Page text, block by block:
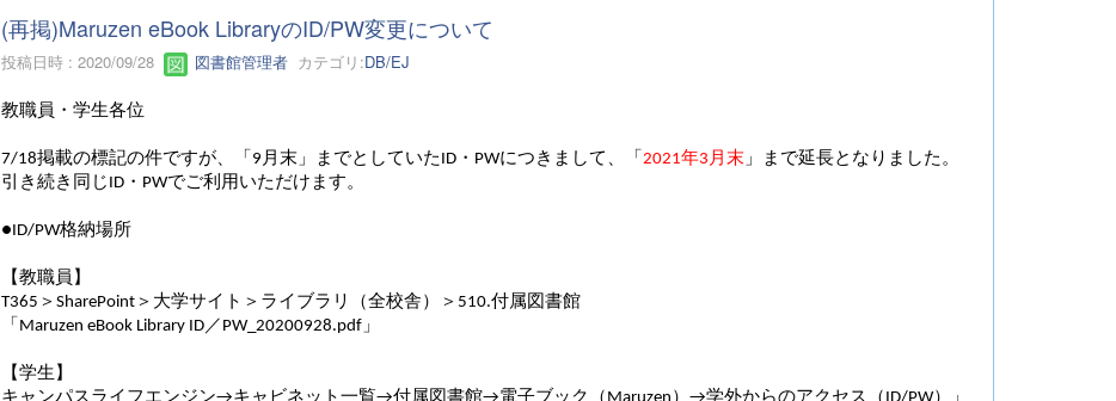
(再掲)Maruzen eBook LibraryのID/PW変更について
投稿日時 : 2020/09/28 図書館管理者カテゴリ:DB/EJ
教職員・学生各位
7/18掲載の標記の件ですが、「9月末」までとしていたID・PWにつきまして、「 2021年3月末」まで延長となりました。
引き続き同じID・PWでご利用いただけます。
●ID/PW格納場所
【教職員】
T365＞SharePoint＞大学サイト＞ライブラリ（全校舎）＞510.付属図書館
「Maruzen eBook Library ID／PW_20200928.pdf」
【学生】